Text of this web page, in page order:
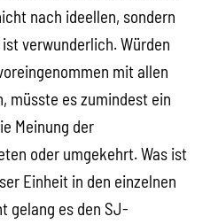
nach ideellen, sondern
verwunderlich. Würden
mit allen
müsste es zumindest ein
Meinung der
oder umgekehrt. Was ist
Einheit in den einzelnen
gelang es den SJ-